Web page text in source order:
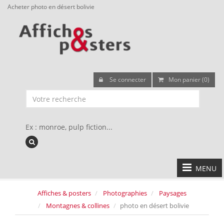
Acheter photo en désert bolivie
Se connecter Mon panier (0)
Ex : monroe, pulp fiction...
MENU
Affiches & posters Photographies
Paysages
Montagnes & collines
photo en désert bolivie